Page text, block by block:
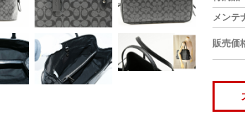
メンテ
販売価